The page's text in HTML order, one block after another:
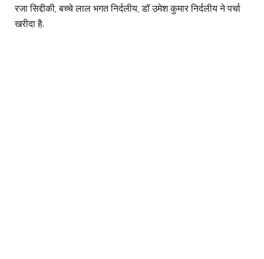
रजा सिद्दीकी, बच्चे लाल भगत निर्दलीय, डॉ उमेश कुमार निर्दलीय ने पर्चा
खरीदा है.